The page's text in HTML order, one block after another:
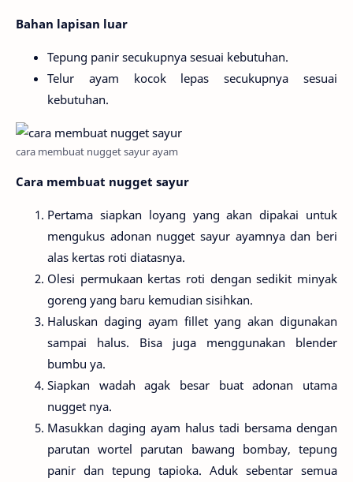
Bahan lapisan luar
Tepung panir secukupnya sesuai kebutuhan.
Telur ayam kocok lepas secukupnya sesuai
kebutuhan.
cara membuat nugget sayur ayam
Cara membuat nugget sayur
Pertama siapkan loyang yang akan dipakai untuk
mengukus adonan nugget sayur ayamnya dan beri
alas kertas roti diatasnya.
Olesi permukaan kertas roti dengan sedikit minyak
goreng yang baru kemudian sisihkan.
Haluskan daging ayam fillet yang akan digunakan
sampai halus. Bisa juga menggunakan blender
bumbu ya.
Siapkan wadah agak besar buat adonan utama
nugget nya.
Masukkan daging ayam halus tadi bersama dengan
parutan wortel parutan bawang bombay, tepung
panir dan tepung tapioka. Aduk sebentar semua